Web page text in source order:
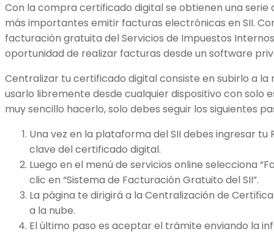
Con la compra certificado digital se obtienen una serie
más importantes emitir facturas electrónicas en SII.
facturación gratuita del Servicios de Impuestos
oportunidad de realizar facturas desde un software
Centralizar tu certificado digital consiste en subirlo a la
usarlo libremente desde cualquier dispositivo con solo
muy sencillo hacerlo, solo debes seguir los siguientes
Una vez en la plataforma del SII debes ingresar tu
clave del certificado digital.
Luego en el menú de servicios online selecciona
clic en “Sistema de Facturación Gratuito del SII”.
La página te dirigirá a la Centralización de
a la nube.
El último paso es aceptar el trámite enviando la